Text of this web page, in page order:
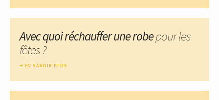
Avec quoi réchauffer une robepour les
fêtes ?
EN SAVOIR PLUS